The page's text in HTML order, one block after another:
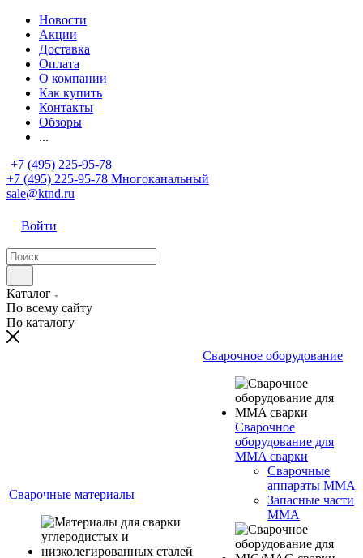
Новости
Акции
Доставка
Оплата
О компании
Как купить
Контакты
Обзоры
...
+7 (495) 225-95-78
+7 (495) 225-95-78 Многоканальный
sale@ktnd.ru
Войти
Каталог
По всему сайту
По каталогу
Сварочные материалы
Сварочное оборудование
Сварочное
оборудование для
MMA сварки
Сварочные
аппараты MMA
Запасные части
MMA